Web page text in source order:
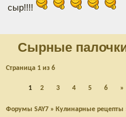
сыр!!!!
Cырные
Страница 1 из 6
1 2 3 4 5 6 »
Форумы SAY7 » Кулинарные рецепты